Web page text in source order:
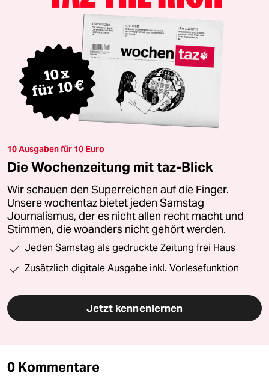
10 Ausgaben für 10 Euro
Die Wochenzeitung mit taz-Blick
Wir schauen den Superreichen auf die Finger.
Unsere wochentaz bietet jeden Samstag
Journalismus, der es nicht allen recht macht und
Stimmen, die woanders nicht gehört werden.
Jeden Samstag als gedruckte Zeitung frei Haus
Zusätzlich digitale Ausgabe inkl. Vorlesefunktion
Jetzt kennenlernen
0 Kommentare